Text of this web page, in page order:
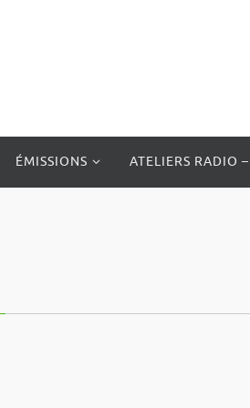
ÉMISSIONS ATELIERS RADIO